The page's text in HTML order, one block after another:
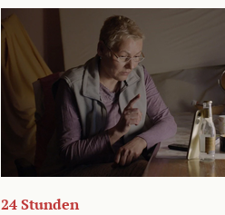
24 Stunden